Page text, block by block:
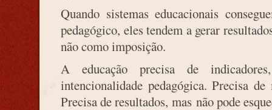
Quando sistemas educacionais
pedagógico, eles tendem a gerar
não como imposição.
A educação precisa de
intencionalidade pedagógica. Precisa
Precisa de resultados, mas não pode